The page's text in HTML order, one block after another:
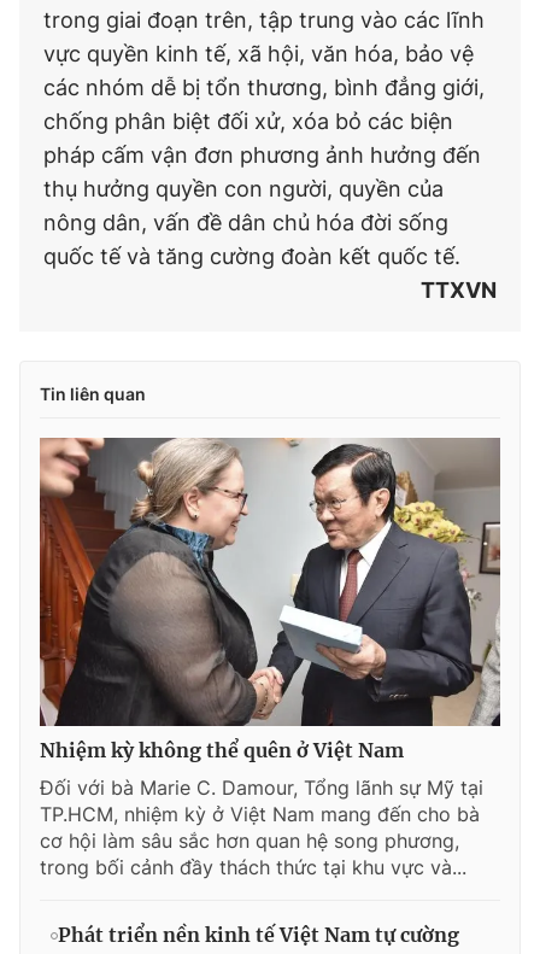
trong giai đoạn trên, tập trung vào các lĩnh
vực quyền kinh tế, xã hội, văn hóa, bảo vệ
các nhóm dễ bị tổn thương, bình đẳng giới,
chống phân biệt đối xử, xóa bỏ các biện
pháp cấm vận đơn phương ảnh hưởng đến
thụ hưởng quyền con người, quyền của
nông dân, vấn đề dân chủ hóa đời sống
quốc tế và tăng cường đoàn kết quốc tế.
TTXVN
Tin liên quan
Nhiệm kỳ không thể quên ở Việt Nam
Đối với bà Marie C. Damour, Tổng lãnh sự Mỹ tại
TP.HCM, nhiệm kỳ ở Việt Nam mang đến cho bà
cơ hội làm sâu sắc hơn quan hệ song phương,
trong bối cảnh đầy thách thức tại khu vực và...
Phát triển nền kinh tế Việt Nam tự cường